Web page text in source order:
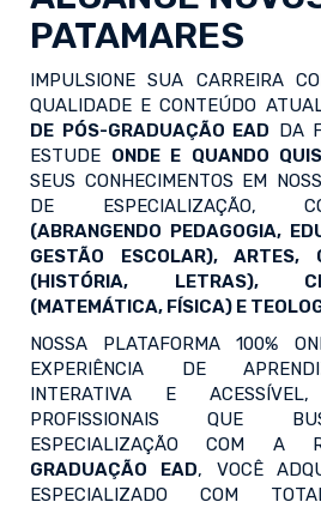
PATAMARES
IMPULSIONE SUA CARREIRA
QUALIDADE E CONTEÚDO
DE PÓS-GRADUAÇÃO EAD DA
ESTUDE ONDE E QUANDO
SEUS CONHECIMENTOS EM
DE ESPECIALIZAÇÃO,
(ABRANGENDO PEDAGOGIA,
GESTÃO ESCOLAR), ARTES,
(HISTÓRIA, LETRAS),
(MATEMÁTICA, FÍSICA) E
NOSSA PLATAFORMA 100%
EXPERIÊNCIA DE
INTERATIVA E
PROFISSIONAIS QUE
ESPECIALIZAÇÃO COM A
GRADUAÇÃO EAD, VOCÊ
ESPECIALIZADO COM